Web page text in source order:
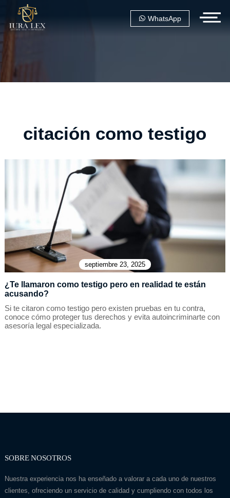
WhatsApp
citación como testigo
septiembre 23, 2025
¿Te llamaron como testigo pero en realidad te están
acusando?
Si te citaron como testigo pero existen pruebas en tu contra,
conoce cómo proteger tus derechos y evita autoincriminarte con
asesoría legal especializada.
SOBRE NOSOTROS
Nuestra experiencia nos ha enseñado a valorar a cada uno de nuestros
clientes, ofreciendo un servicio de calidad y cumpliendo con todos los